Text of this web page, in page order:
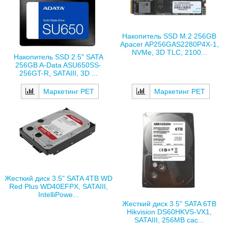
Накопитель SSD 2.5" SATA
256GB A-Data ASU650SS-
256GT-R, SATAIII, 3D ...
Маркетинг РЕТ
Накопитель SSD M.2 256GB
Apacer AP256GAS2280P4X-1,
NVMe, 3D TLC, 2100...
Маркетинг РЕТ
Жесткий диск 3.5" SATA 4TB WD
Red Plus WD40EFPX, SATAIII,
IntelliPowe...
Жесткий диск 3.5" SATA 6TB
Hikvision DS60HKVS-VX1,
SATAIII, 256MB cac...